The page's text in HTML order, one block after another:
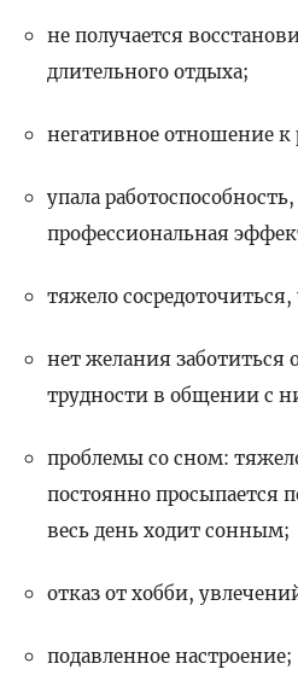
не получается
длительного отдыха;
негативное отношение к
упала
профессиональная
тяжело
нет желания заботиться
трудности в общении с
проблемы со сном:
постоянно просыпается
весь день ходит сонным;
отказ от хобби,
подавленное настроение;